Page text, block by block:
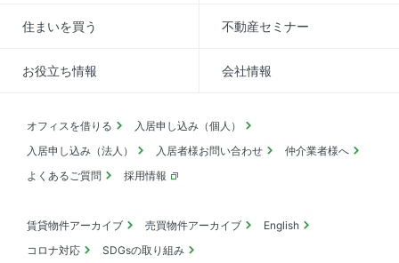
住まいを買う 不動産セミナー
お役立ち情報 会社情報
オフィスを借りる
入居申し込み（個人）
入居申し込み（法人）
入居者様お問い合わせ
仲介業者様へ
よくあるご質問
採用情報
賃貸物件アーカイブ 売買物件アーカイブ
English
コロナ対応
SDGsの取り組み